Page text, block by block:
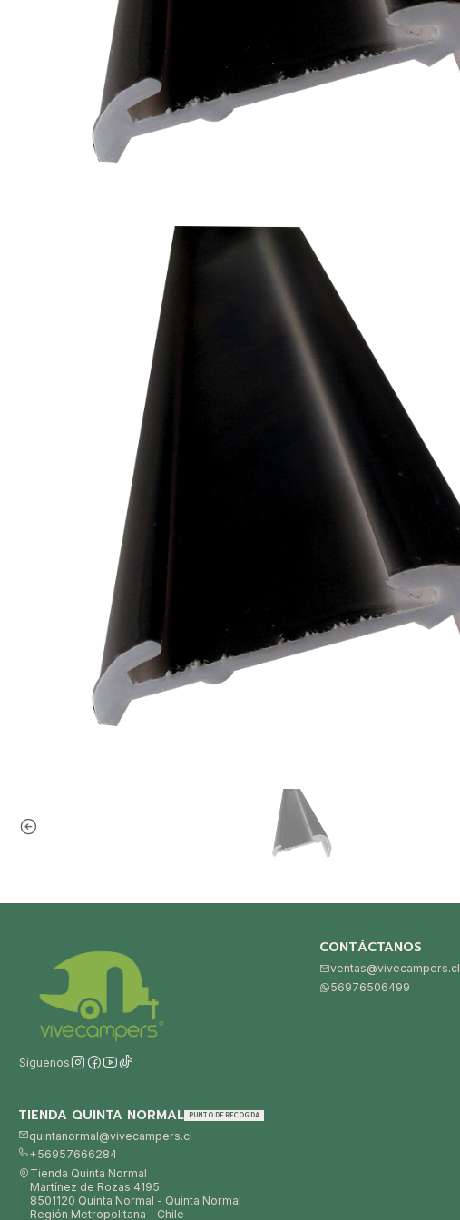
Síguenos
CONTÁCTANOS
ventas@vivecampers.cl
56976506499
TIENDA QUINTA NORMAL PUNTO DE RECOGIDA
quintanormal@vivecampers.cl
+56957666284
Tienda Quinta Normal
Martínez de Rozas 4195
8501120 Quinta Normal - Quinta Normal
Región Metropolitana - Chile